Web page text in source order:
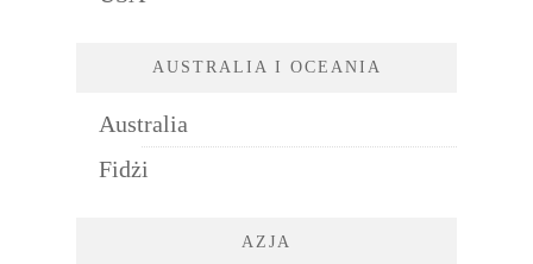
AUSTRALIA I OCEANIA
Australia
Fidżi
AZJA